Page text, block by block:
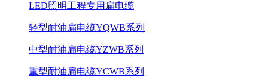
LED照明工程专用扁电缆
轻型耐油扁电缆YQWB系列
中型耐油扁电缆YZWB系列
重型耐油扁电缆YCWB系列